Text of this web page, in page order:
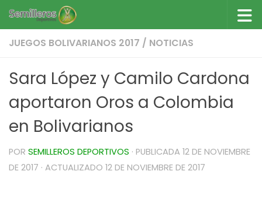
Saltar al contenido
JUEGOS BOLIVARIANOS 2017 / NOTICIAS
Sara López y Camilo Cardona
aportaron Oros a Colombia
en Bolivarianos
POR SEMILLEROS DEPORTIVOS · PUBLICADA 12 DE NOVIEMBRE
DE 2017 · ACTUALIZADO 12 DE NOVIEMBRE DE 2017